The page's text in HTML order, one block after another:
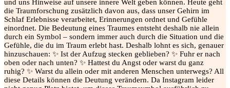
und uns Hinweise auf unsere innere Welt geben können. Heute geht
die Traumforschung zusätzlich davon aus, dass unser Gehirn im
Schlaf Erlebnisse verarbeitet, Erinnerungen ordnet und Gefühle
einordnet. Die Bedeutung eines Traumes entsteht deshalb nie allein
durch ein Symbol – sondern immer auch durch die Situation und die
Gefühle, die du im Traum erlebt hast. Deshalb lohnt es sich, genauer
hinzuschauen: ✨ Ist der Aufzug stecken geblieben? ✨ Fuhr er nach
oben oder nach unten? ✨ Hattest du Angst oder warst du ganz
ruhig? ✨ Warst du allein oder mit anderen Menschen unterwegs? All
diese Details können die Deutung verändern. Da Instagram leider